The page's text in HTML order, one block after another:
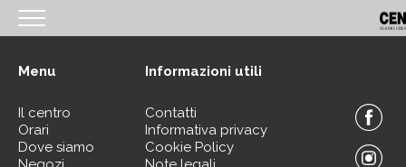
HOMEPAGE
IL CENTRO
ORARI
Menu
Il centro
Orari
Dove siamo
Informazioni utili
Contatti
Informativa privacy
Cookie Policy